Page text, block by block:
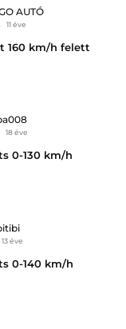
AUTÓ
11 éve
160 km/h felett
18 éve
0-130 km/h
13 éve
0-140 km/h